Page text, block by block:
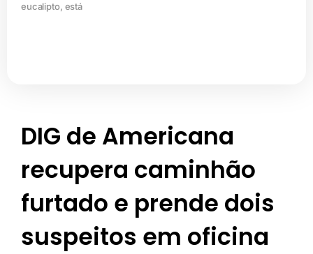
eucalipto, está
DIG de Americana
recupera caminhão
furtado e prende dois
suspeitos em oficina